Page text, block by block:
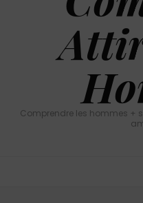
Comprendre les hommes +